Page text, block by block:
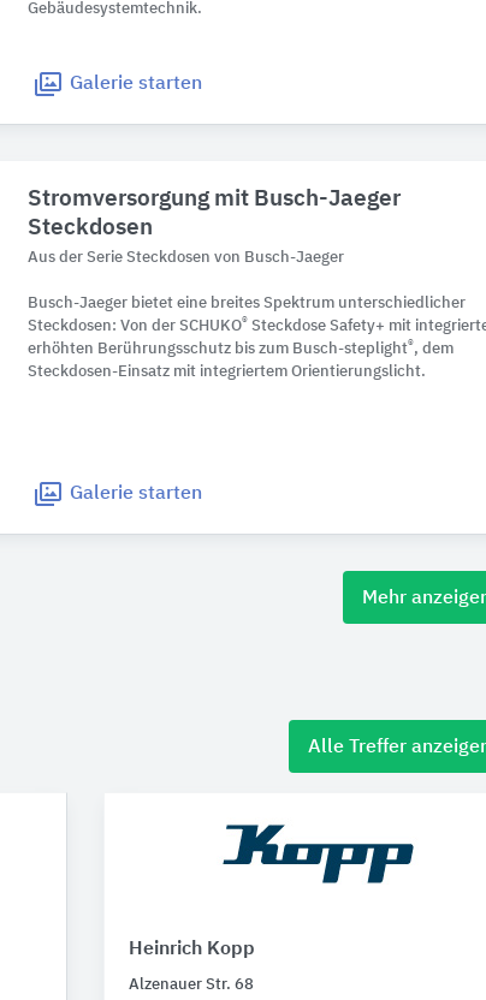
Gebäudesystemtechnik.
Galerie starten
Stromversorgung mit Busch-Jaeger
Steckdosen
Aus der Serie Steckdosen von Busch-Jaeger
Busch-Jaeger bietet eine breites Spektrum unterschiedlicher
Steckdosen: Von der SCHUKO® Steckdose Safety+ mit
erhöhten Berührungsschutz bis zum Busch-steplight®, dem
Steckdosen-Einsatz mit integriertem Orientierungslicht.
Galerie starten
Mehr
Alle Treffer
Heinrich Kopp
Alzenauer Str. 68